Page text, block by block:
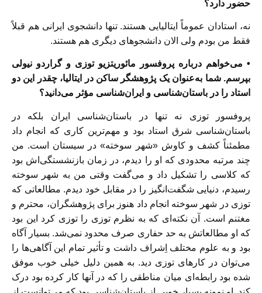
حضور دارد؟
نه، استادان عموماً ایتالیایی هستند. تنها دانشجوی ایرانی هم قبلاً
فقط من بودم ولی الان دانشجو‌های دیگری هم هستند.
• می‌خواهم درباره پروفسور مائوریتزیو توزی و گراردو نیولی
بپرسم. شما به‌عنوان یک پژوهشگر ساکن در ایتالیا، چقدر این دو
استاد را در باستان‌شناسی و ایران‌شناسی مؤثر می‌دانید؟
پروفسور توزی نه تنها در باستان‌شناسی ایران بلکه در
باستان‌شناسی شرق استاد بود و مهم‌ترین کاری که انجام داد
مطمئناً کشف و کاوش «شهر سوخته» در سیستان است. من
چند مرتبه محدودی که او را دیدم، در زمان بازنشستگی‌اش بود
که کلاسی را تشکیل داد و می‌گفت وقتی من به شهر سوخته
رسیدم، دنیایی شگفت‌انگیز را در مقابل خود دیدم. مطالعاتی که
توزی در شهر سوخته انجام داد هنوز برای پژوهشگران، محترم و
مغتنم است. آن نکته‌ای که به نظرم توزی را توزی کرد این بود
که او مطالعاتش به حد حفاری صرف محدود نمی‌شد. بسیار آگاه
بود و به علوم مختلف اِشراف داشت و تأثیر تمام این آگاهی‌ها را
می‌توان در کارهای توزی دید. به همین دلیل خیلی خوب موفق
شده بود رابطه‌ای میان مناطقی را که در آنها کار کرده بود درک